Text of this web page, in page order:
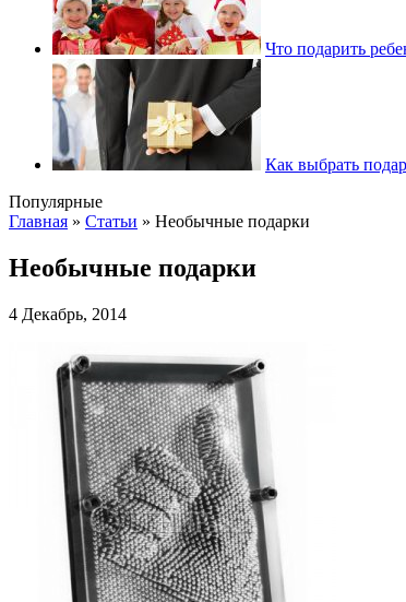
Что подарить
Как выбрать
Популярные
Главная » Статьи » Необычные подарки
Необычные подарки
4 Декабрь, 2014